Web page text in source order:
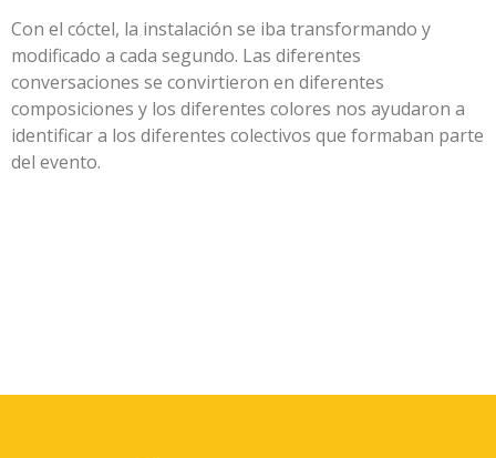
Con el cóctel, la instalación se iba transformando y
modificado a cada segundo. Las diferentes
conversaciones se convirtieron en diferentes
composiciones y los diferentes colores nos ayudaron a
identificar a los diferentes colectivos que formaban parte
del evento.